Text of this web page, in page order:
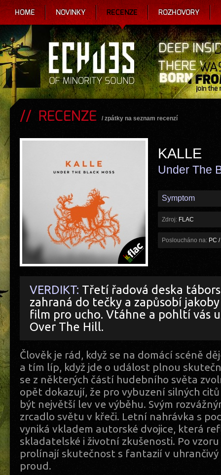
HOME NOVINKY RECENZE ROZHOVORY
RECENZE / zpátky na seznam recenzí
KALLE
Under The
Symptom
Zdroj: FLAC
Posloucháno na: PC
VERDIKT: Třetí řadová deska
zahraná do tečky a zapůsobí
film pro ucho. Vtáhne a pohltí vás
Over The Hill.
Člověk je rád, když se na domácí scéně
a tím líp, když jde o událost plnou
se z některých částí hudebního světa
opět dokazují, že pro vybuzení silných
být největší lev ve výběhu. Svým
zrcadlo světu v křeči. Letní nahrávka s
vyniká vkladem autorské dvojice, která
skladatelské i životní zkušenosti. Po
prolínají skutečnost s fantazií v
proud.